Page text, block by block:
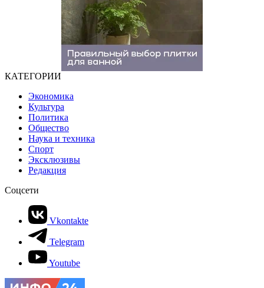
КАТЕГОРИИ
Экономика
Культура
Политика
Общество
Наука и техника
Спорт
Эксклюзивы
Редакция
Соцсети
Vkontakte
Telegram
Youtube